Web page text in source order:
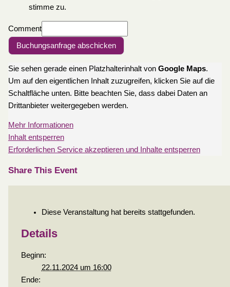
stimme zu.
Comment
Buchungsanfrage abschicken
Sie sehen gerade einen Platzhalterinhalt von Google Maps.
Um auf den eigentlichen Inhalt zuzugreifen, klicken Sie auf die
Schaltfläche unten. Bitte beachten Sie, dass dabei Daten an
Drittanbieter weitergegeben werden.
Mehr Informationen
Inhalt entsperren
Erforderlichen Service akzeptieren und Inhalte entsperren
Share This Event
Diese Veranstaltung hat bereits stattgefunden.
Details
Beginn:
22.11.2024 um 16:00
Ende: